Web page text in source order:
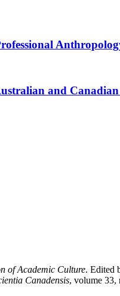
and
of Academic Culture. Edited
Canadensis, volume 33,